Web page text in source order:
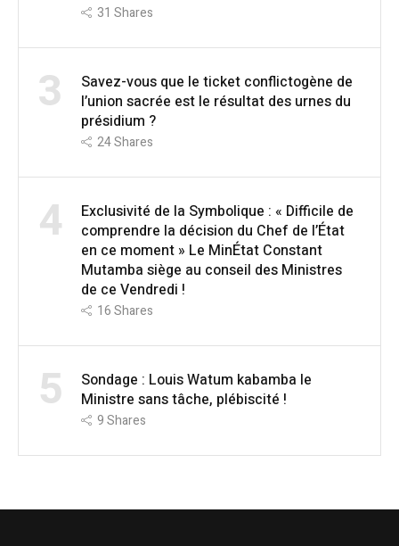
31 Shares
3
Savez-vous que le ticket conflictogène de
l’union sacrée est le résultat des urnes du
présidium ?
24Shares
4
Exclusivité de la Symbolique : « Difficile de
comprendre la décision du Chef de l’État
en ce moment » Le MinÉtat Constant
Mutamba siège au conseil des Ministres
de ce Vendredi !
16Shares
5
Sondage : Louis Watum kabamba le
Ministre sans tâche, plébiscité !
9Shares